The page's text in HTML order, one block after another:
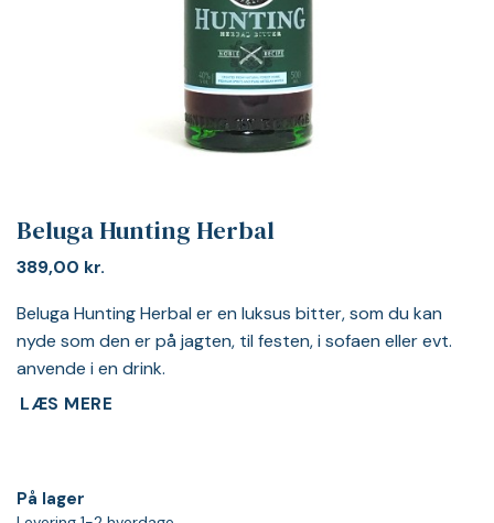
Beluga Hunting Herbal
389,00 kr.
Beluga Hunting Herbal er en luksus bitter, som du kan
nyde som den er på jagten, til festen, i sofaen eller evt.
anvende i en drink.
LÆS MERE
På lager